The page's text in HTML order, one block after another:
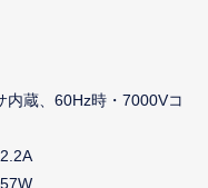
蔵、60Hz時・7000Vコ